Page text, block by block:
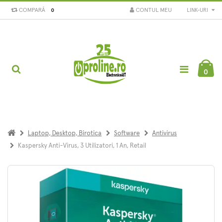
COMPARĂ 0 LINK-URI
CONTUL MEU
0
Laptop, Desktop, Birotica Software
Antivirus
Kaspersky Anti-Virus, 3 Utilizatori, 1 An, Retail